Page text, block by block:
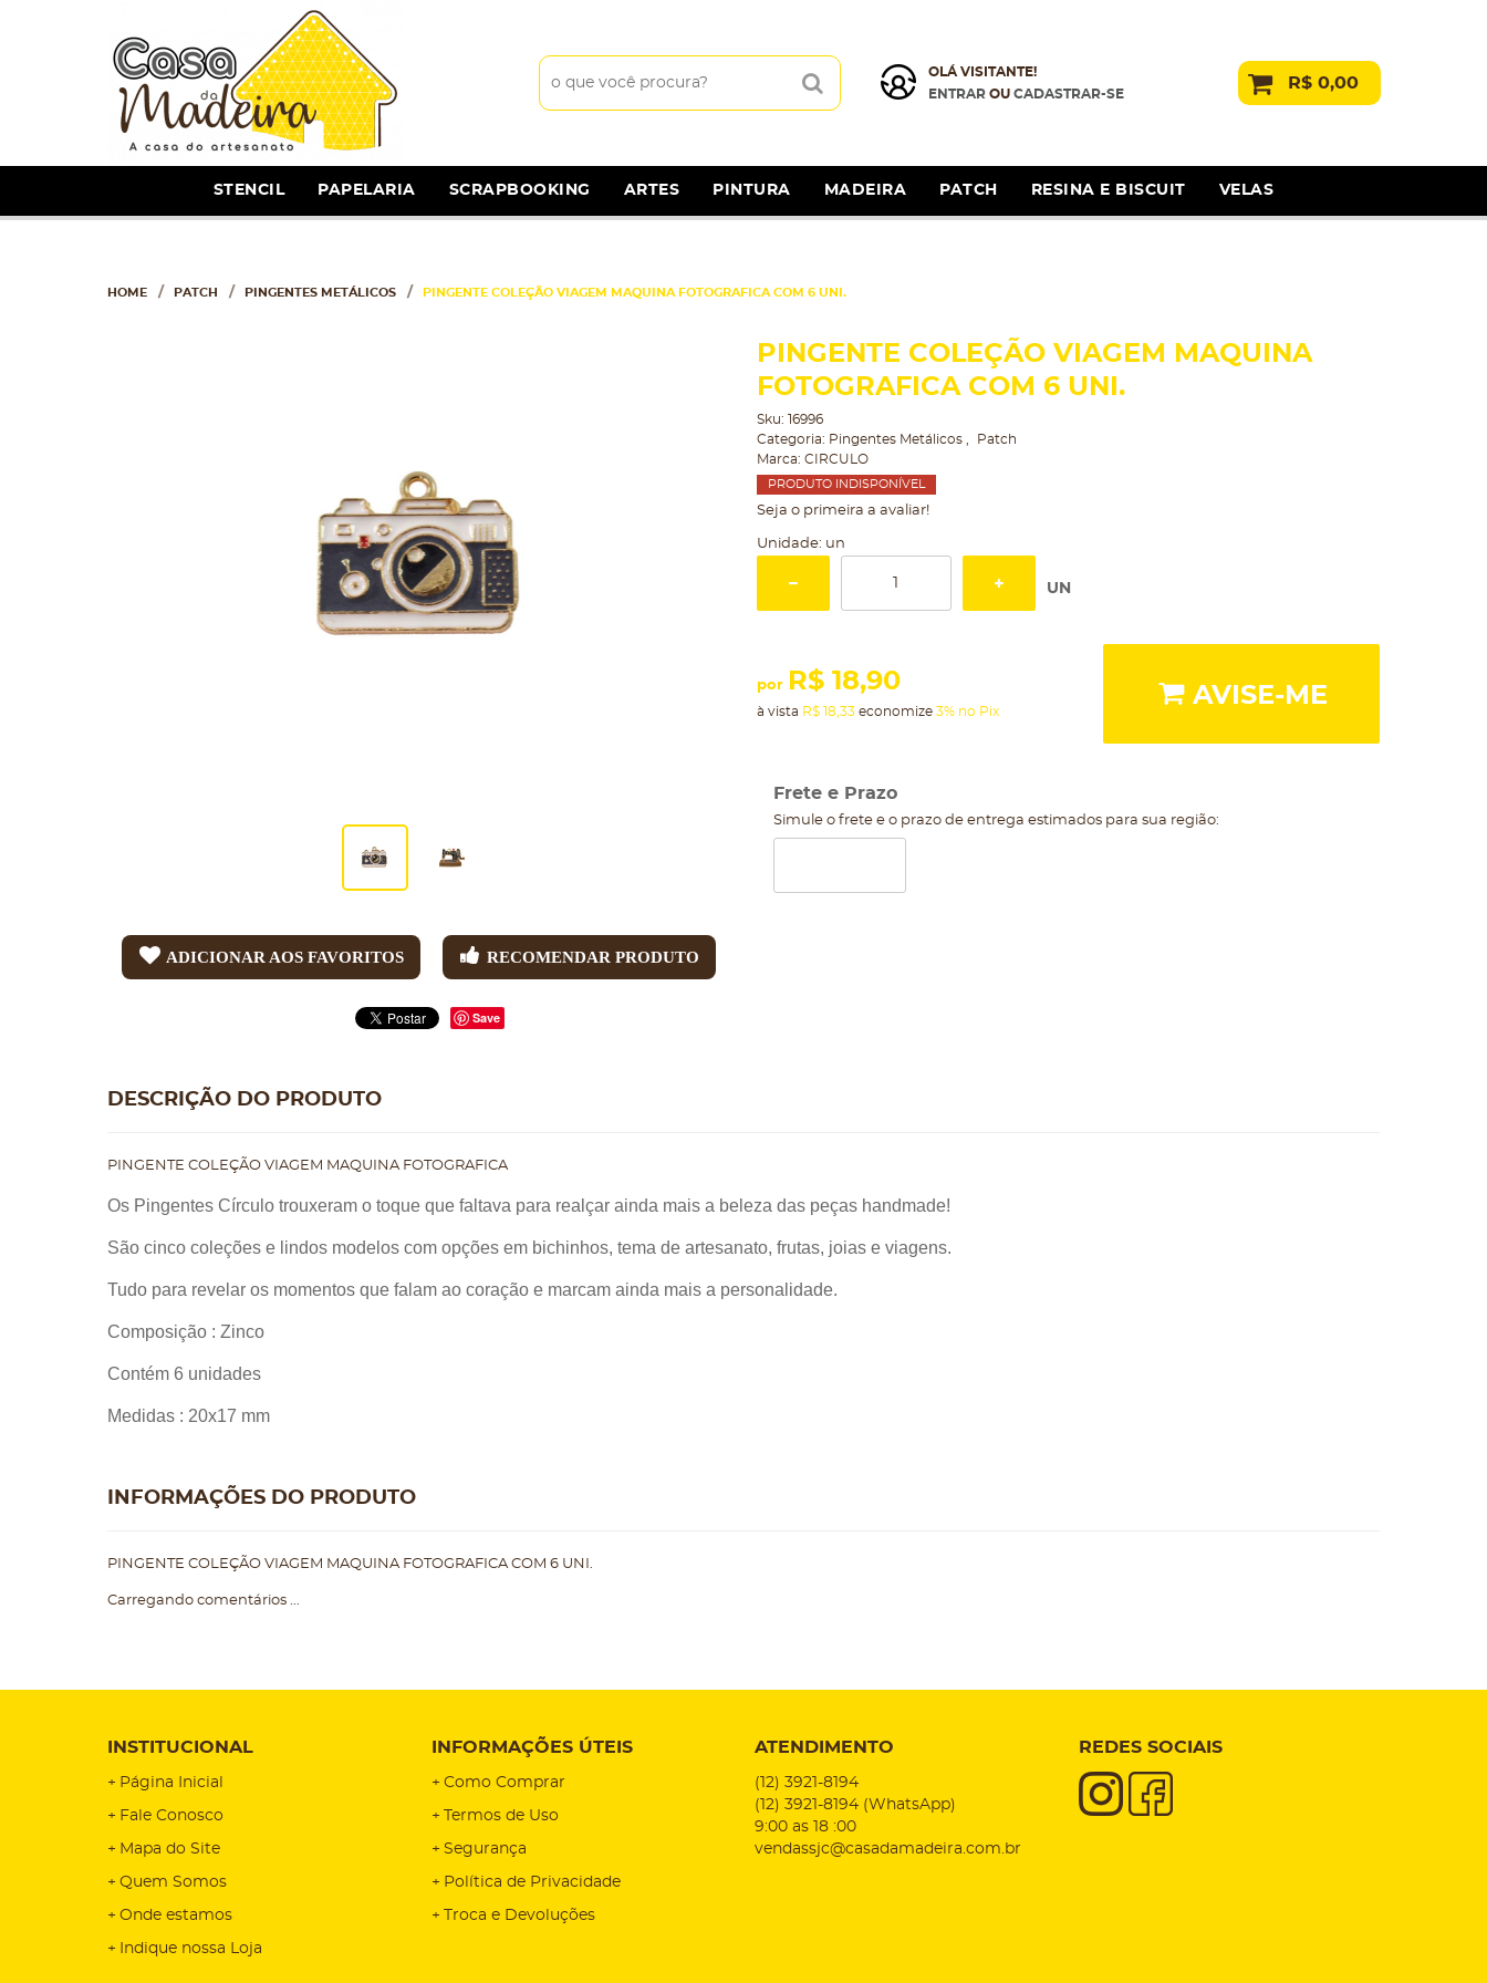
OLÁ VISITANTE!
ENTRAROU CADASTRAR-SE
R$ 0,00
STENCIL PAPELARIA SCRAPBOOKING ARTES PINTURA MADEIRA PATCH RESINA E BISCUIT VELAS
HOME PATCH PINGENTES METÁLICOS PINGENTE COLEÇÃO VIAGEM MAQUINA FOTOGRAFICA COM 6 UNI.
ADICIONAR AOS FAVORITOS RECOMENDAR PRODUTO
Save
PINGENTE COLEÇÃO VIAGEM MAQUINA
FOTOGRAFICA COM 6 UNI.
Sku: 16996
Categoria: Pingentes Metálicos
Patch
Marca: CIRCULO
PRODUTO INDISPONÍVEL
Seja o primeira a avaliar!
Unidade: un
UN
por R$ 18,90
à vista R$ 18,33economize 3% no Pix
AVISE-ME
Frete e Prazo
Simule o frete e o prazo de entrega estimados para sua região:
DESCRIÇÃO DO PRODUTO
PINGENTE COLEÇÃO VIAGEM MAQUINA FOTOGRAFICA
Os Pingentes Círculo trouxeram o toque que faltava para realçar ainda mais a beleza das peças handmade!
São cinco coleções e lindos modelos com opções em bichinhos, tema de artesanato, frutas, joias e viagens.
Tudo para revelar os momentos que falam ao coração e marcam ainda mais a personalidade.
Composição : Zinco
Contém 6 unidades
Medidas : 20x17 mm
INFORMAÇÕES DO PRODUTO
PINGENTE COLEÇÃO VIAGEM MAQUINA FOTOGRAFICA COM 6 UNI.
Carregando comentários ...
INSTITUCIONAL
Página Inicial
Fale Conosco
Mapa do Site
Quem Somos
Onde estamos
Indique nossa Loja
INFORMAÇÕES ÚTEIS
Como Comprar
Termos de Uso
Segurança
Política de Privacidade
Troca e Devoluções
ATENDIMENTO
(12) 3921-8194
(12) 3921-8194 (WhatsApp)
9:00 as 18 :00
vendassjc@casadamadeira.com.br
REDES SOCIAIS